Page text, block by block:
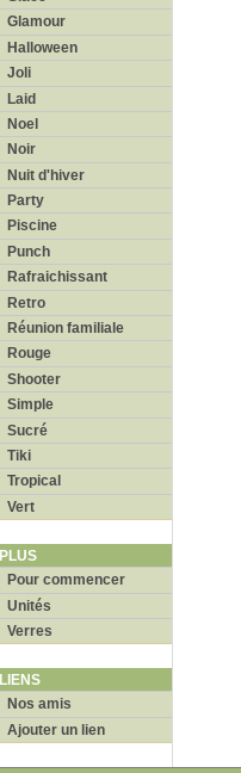
Glamour
Halloween
Joli
Laid
Noel
Noir
Nuit d'hiver
Party
Piscine
Punch
Rafraichissant
Retro
Réunion familiale
Rouge
Shooter
Simple
Sucré
Tiki
Tropical
Vert
PLUS
Pour commencer
Unités
Verres
LIENS
Nos amis
Ajouter un lien